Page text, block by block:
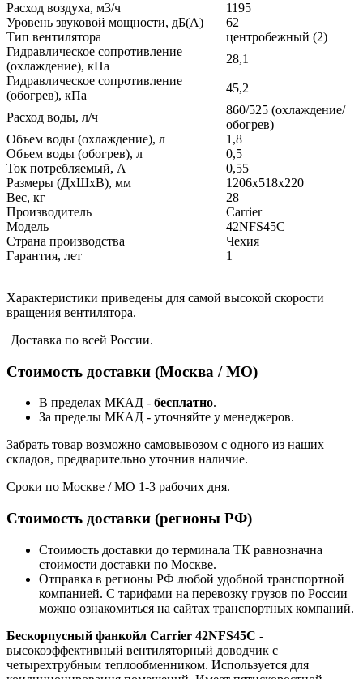
Расход воздуха, м3/ч
1195
Уровень звуковой мощности, дБ(А)
62
Тип вентилятора
центробежный (2)
Гидравлическое сопротивление
(охлаждение), кПа
28,1
Гидравлическое сопротивление
(обогрев), кПа
45,2
Расход воды, л/ч
860/525 (охлаждение/
обогрев)
Объем воды (охлаждение), л
1,8
Объем воды (обогрев), л
0,5
Ток потребляемый, А
0,55
Размеры (ДхШхВ), мм
1206x518x220
Вес, кг
28
Производитель
Carrier
Модель
42NFS45C
Страна производства
Чехия
Гарантия, лет
1
Характеристики приведены для самой высокой скорости
вращения вентилятора.
Доставка по всей России.
Стоимость доставки (Москва / МО)
В пределах МКАД - бесплатно.
За пределы МКАД - уточняйте у менеджеров.
Забрать товар возможно самовывозом с одного из наших
складов, предварительно уточнив наличие.
Сроки по Москве / МО 1-3 рабочих дня.
Стоимость доставки (регионы РФ)
Стоимость доставки до терминала ТК равнозначна
стоимости доставки по Москве.
Отправка в регионы РФ любой удобной транспортной
компанией. С тарифами на перевозку грузов по России
можно ознакомиться на сайтах транспортных компаний.
Бескорпусный фанкойл Carrier 42NFS45C -
высокоэффективный вентиляторный доводчик с
четырехтрубным теплообменником. Используется для